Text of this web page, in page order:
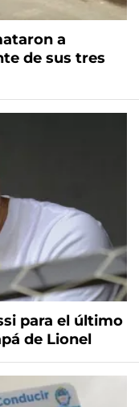
a
de sus tres
para el último
de Lionel